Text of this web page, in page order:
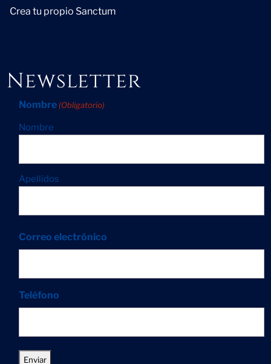
Crea tu propio Sanctum
Newsletter
Nombre (Obligatorio)
Nombre
Apellidos
Correo electrónico
Teléfono